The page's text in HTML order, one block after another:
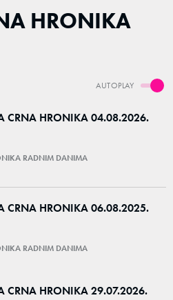
HRONIKA
AUTOPLAY
CRNA HRONIKA 04.08.2026.
RADNIM DANIMA
CRNA HRONIKA 06.08.2025.
RADNIM DANIMA
CRNA HRONIKA 29.07.2026.